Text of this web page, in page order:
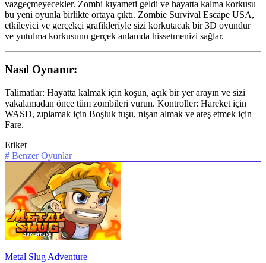
vazgeçmeyecekler. Zombi kıyameti geldi ve hayatta kalma korkusu
bu yeni oyunla birlikte ortaya çıktı. Zombie Survival Escape USA,
etkileyici ve gerçekçi grafikleriyle sizi korkutacak bir 3D oyundur
ve yutulma korkusunu gerçek anlamda hissetmenizi sağlar.
Nasıl Oynanır:
Talimatlar: Hayatta kalmak için koşun, açık bir yer arayın ve sizi
yakalamadan önce tüm zombileri vurun. Kontroller: Hareket için
WASD, zıplamak için Boşluk tuşu, nişan almak ve ateş etmek için
Fare.
Etiket
# Benzer Oyunlar
Metal Slug Adventure